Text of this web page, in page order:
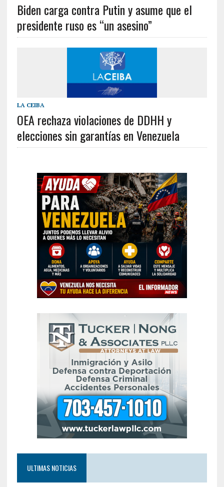
Biden carga contra Putin y asume que el
presidente ruso es “un asesino”
LA CEIBA
OEA rechaza violaciones de DDHH y
elecciones sin garantías en Venezuela
ULTIMAS NOTICIAS